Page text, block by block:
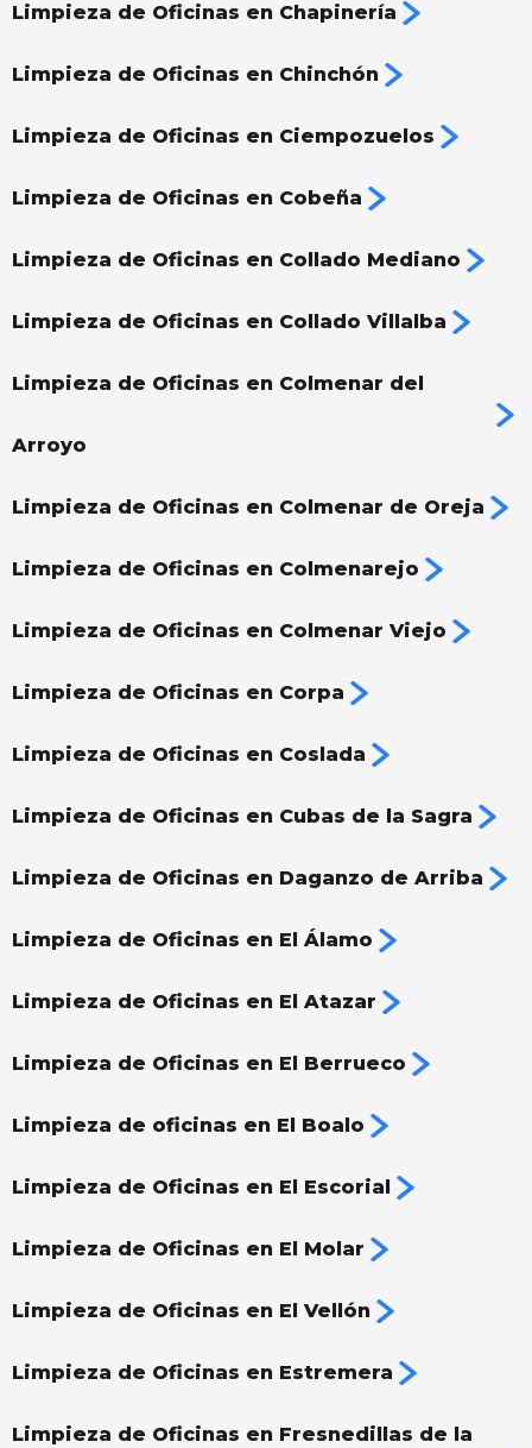
Limpieza de Oficinas en Chapinería
Limpieza de Oficinas en Chinchón
Limpieza de Oficinas en Ciempozuelos
Limpieza de Oficinas en Cobeña
Limpieza de Oficinas en Collado Mediano
Limpieza de Oficinas en Collado Villalba
Limpieza de Oficinas en Colmenar del
Arroyo
Limpieza de Oficinas en Colmenar de Oreja
Limpieza de Oficinas en Colmenarejo
Limpieza de Oficinas en Colmenar Viejo
Limpieza de Oficinas en Corpa
Limpieza de Oficinas en Coslada
Limpieza de Oficinas en Cubas de la Sagra
Limpieza de Oficinas en Daganzo de Arriba
Limpieza de Oficinas en El Álamo
Limpieza de Oficinas en El Atazar
Limpieza de Oficinas en El Berrueco
Limpieza de oficinas en El Boalo
Limpieza de Oficinas en El Escorial
Limpieza de Oficinas en El Molar
Limpieza de Oficinas en El Vellón
Limpieza de Oficinas en Estremera
Limpieza de Oficinas en Fresnedillas de la